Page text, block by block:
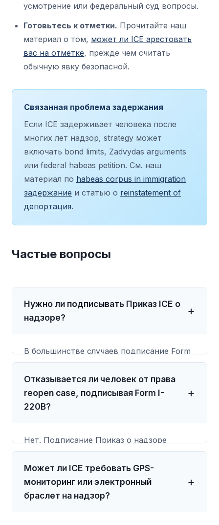
усмотрение или федеральный суд вопросы.
Готовьтесь к отметки. Прочитайте наш
материал о том, может ли ICE арестовать
вас на отметке, прежде чем считать
обычную явку безопасной.
Связанная проблема задержания
Если ICE задерживает человека после
многих лет надзор, strategy может
включать bond limits, Zadvydas arguments
или federal habeas petition. См. наш
материал по habeas corpus in immigration
задержание и статью о reinstatement of
депортация.
Частые вопросы
Нужно ли подписывать Приказ ICE о
надзоре?
В большинстве случаев подписание Form
I-220B рассматривается как условие
освобождения после окончательного
приказа о депортации, а не как
добровольная сделка. Отказ подписать
прочитайте каждое условие, попросите
пункте, который вы не понимаете.
Отказывается ли человек от права
reopen case, подписывая Form I-
220B?
Нет. Подписание Приказ о надзоре
обычно не отказывается от права нанять
адвоката, подать ходатайство о
пересмотре дела, просить stay,
оспаривать задержание или добиваться
Может ли ICE требовать GPS-
мониторинг или электронный
браслет на надзор?